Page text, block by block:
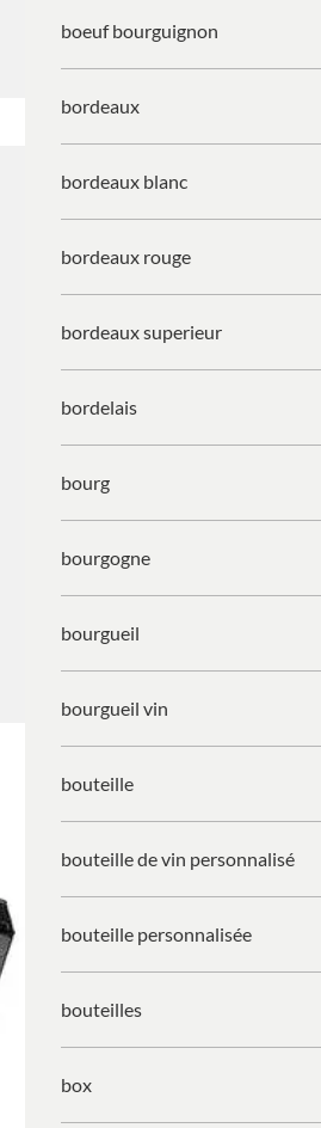
boeuf bourguignon
bordeaux
bordeaux blanc
bordeaux rouge
bordeaux superieur
bordelais
bourg
bourgogne
bourgueil
bourgueil vin
bouteille
bouteille de vin personnalisé
bouteille personnalisée
bouteilles
box